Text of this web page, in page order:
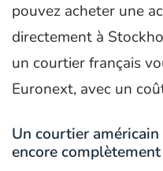
pouvez acheter une
directement à
un courtier français
Euronext, avec un
Un courtier
encore complètement